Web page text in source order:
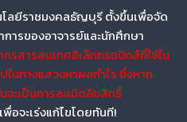
ลยีราชมงคลธัญบุรี ตั้งขึ้นเพื่อจัด
ารของอาจารย์และนักศึกษา
รสารสนเทศอิเล็กทรอนิกส์ที่ใช้ใน
ในทางแสวงหาผลกำไร ซึ่งหาก
ะเป็นการละเมิดลิขสิทธิ์
อจะเร่งแก้ไขโดยทันที!